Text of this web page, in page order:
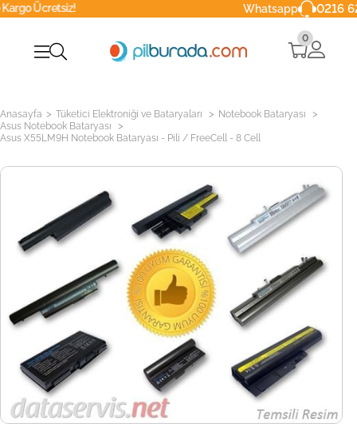
0216 629 90 40
0
Anasayfa > Tüketici Elektroniği ve Bataryaları > Notebook Bataryası >
Asus Notebook Bataryası >
Asus X55LM9H Notebook Bataryası - Pili / FreeCell - 8 Cell